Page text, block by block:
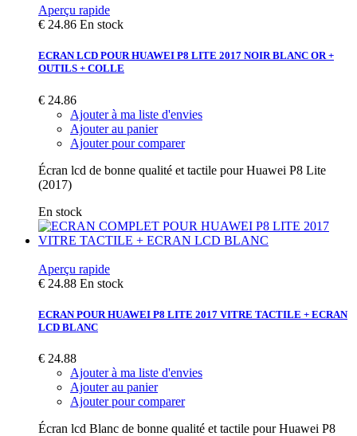
Aperçu rapide
€ 24.86 En stock
ECRAN LCD POUR HUAWEI P8 LITE 2017 NOIR BLANC OR +
OUTILS + COLLE
€ 24.86
Ajouter à ma liste d'envies
Ajouter au panier
Ajouter pour comparer
Écran lcd de bonne qualité et tactile pour Huawei P8 Lite
(2017)
En stock
Aperçu rapide
€ 24.88 En stock
ECRAN POUR HUAWEI P8 LITE 2017 VITRE TACTILE + ECRAN
LCD BLANC
€ 24.88
Ajouter à ma liste d'envies
Ajouter au panier
Ajouter pour comparer
Écran lcd Blanc de bonne qualité et tactile pour Huawei P8